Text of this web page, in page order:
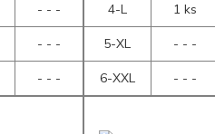
- - -
- - -
- - -
4-L
1 ks
5-XL
- - -
6-XXL
- - -